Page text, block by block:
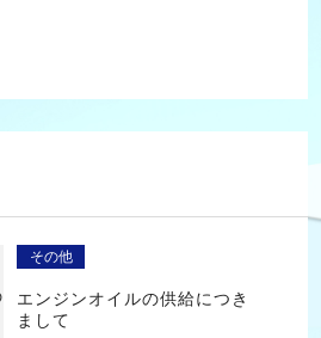
その他
エンジンオイルの供給につき
まして